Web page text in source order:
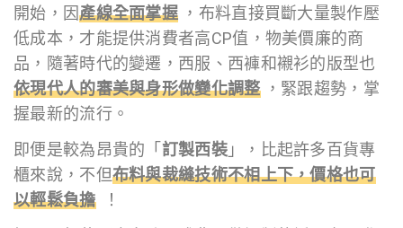
開始，因產線全面掌握 ，布料直接買斷大量製作壓
低成本，才能提供消費者高CP值，物美價廉的商
品，隨著時代的變遷，西服、西褲和襯衫的版型也
依現代人的審美與身形做變化調整，緊跟趨勢，掌
握最新的流行。
即便是較為昂貴的「訂製西裝」，比起許多百貨專
櫃來說，不但布料與裁縫技術不相上下，價格也可
以輕鬆負擔！